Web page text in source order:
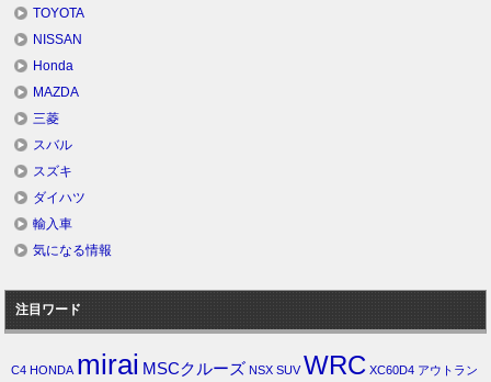
TOYOTA
NISSAN
Honda
MAZDA
三菱
スバル
スズキ
ダイハツ
輸入車
気になる情報
注目ワード
C4 HONDA mirai MSCクルーズ NSX SUV WRC XC60D4 アウトラン